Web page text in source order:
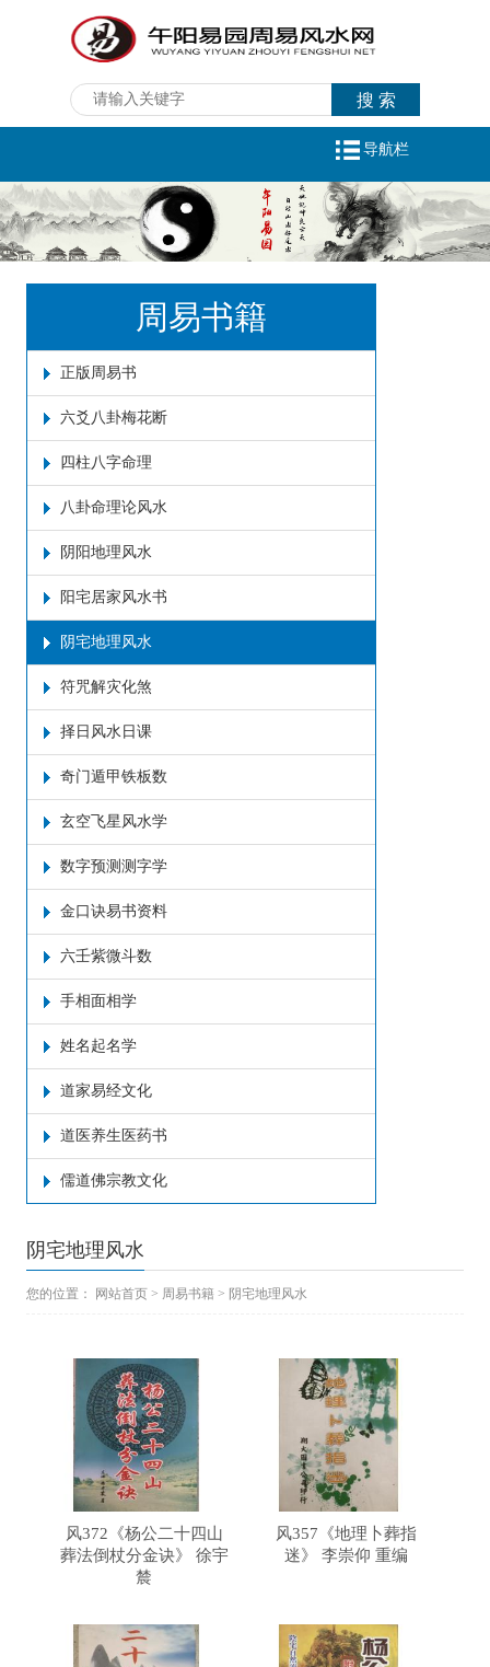
导航栏
周易书籍
正版周易书
六爻八卦梅花断
四柱八字命理
八卦命理论风水
阴阳地理风水
阳宅居家风水书
阴宅地理风水
符咒解灾化煞
择日风水日课
奇门遁甲铁板数
玄空飞星风水学
数字预测测字学
金口诀易书资料
六壬紫微斗数
手相面相学
姓名起名学
道家易经文化
道医养生医药书
儒道佛宗教文化
阴宅地理风水
您的位置： 网站首页 > 周易书籍 > 阴宅地理风水
风372《杨公二十四山
葬法倒杖分金诀》 徐宇
辳
风357《地理卜葬指
迷》 李崇仰 重编